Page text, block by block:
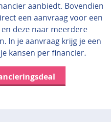
aanbiedt. Bovendien
een aanvraag voor een
deze naar meerdere
In je aanvraag krijg je een
kansen per financier.